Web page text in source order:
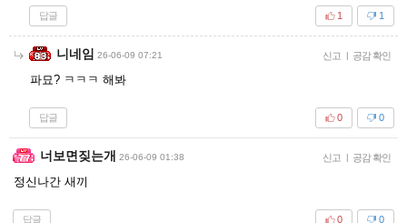
답글 1
1
니네임 26-06-09 07:21 신고 | 공감 확인
파묘? ㅋㅋㅋ 해봐
답글 0
0
너보면짖는개 26-06-09 01:38 신고 | 공감 확인
정신나간 새끼
답글 0
0